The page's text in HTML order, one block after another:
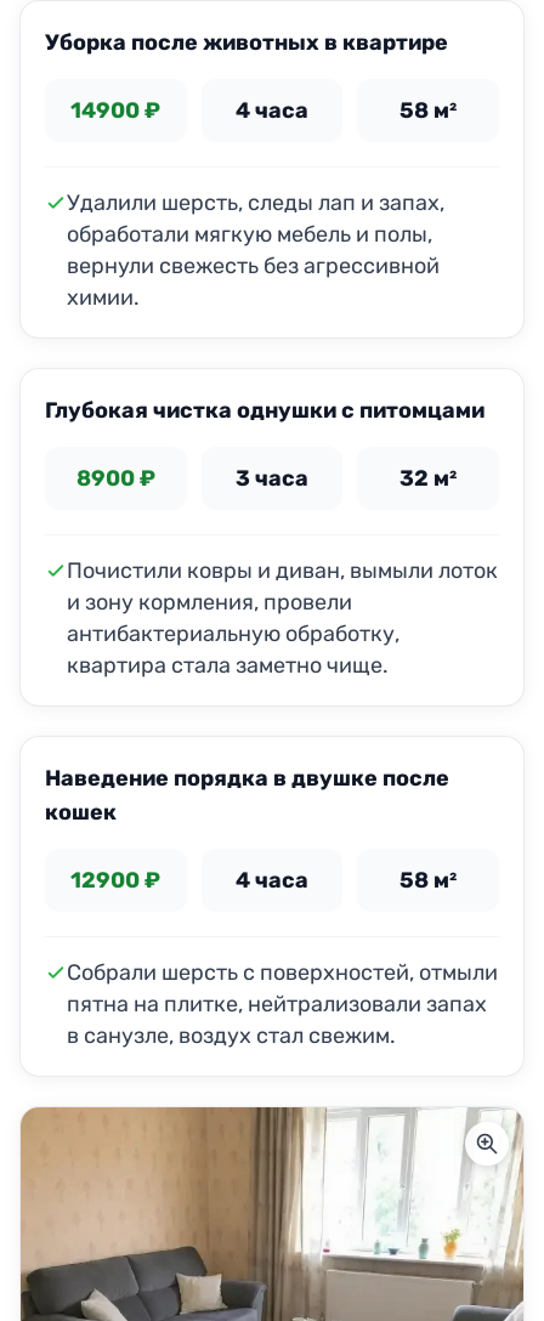
Уборка после животных в квартире
14900 ₽ 4 часа 58 м²
Удалили шерсть, следы лап и запах,
обработали мягкую мебель и полы,
вернули свежесть без агрессивной
химии.
Глубокая чистка однушки с питомцами
8900 ₽ 3 часа 32 м²
Почистили ковры и диван, вымыли лоток
и зону кормления, провели
антибактериальную обработку,
квартира стала заметно чище.
Наведение порядка в двушке после
кошек
12900 ₽ 4 часа 58 м²
Собрали шерсть с поверхностей, отмыли
пятна на плитке, нейтрализовали запах
в санузле, воздух стал свежим.